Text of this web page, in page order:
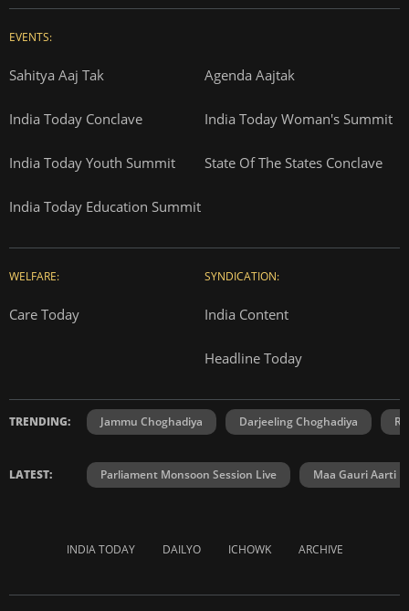
EVENTS:
Sahitya Aaj Tak Agenda Aajtak
India Today Conclave India Today Woman's Summit
India Today Youth Summit State Of The States Conclave
India Today Education Summit
WELFARE:
Care Today
SYNDICATION:
India Content
Headline Today
TRENDING: Jammu Choghadiya Darjeeling Choghadiya
LATEST: Parliament Monsoon Session Live Maa Gauri Aarti
INDIA TODAY DAILYO ICHOWK ARCHIVE